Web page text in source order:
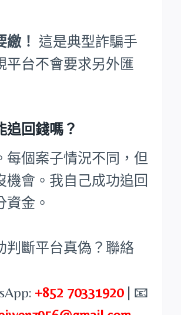
繳！ 這是典型詐騙手
平台不會要求另外匯
追回錢嗎？
每個案子情況不同，但
機會。我自己成功追回
資金。
判斷平台真偽？聯絡
+852 70331920| 📧